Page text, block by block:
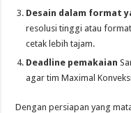
Desain dalam format
resolusi tinggi atau
cetak lebih tajam.
Deadline pemakaian
agar tim Maximal
Dengan persiapan yang